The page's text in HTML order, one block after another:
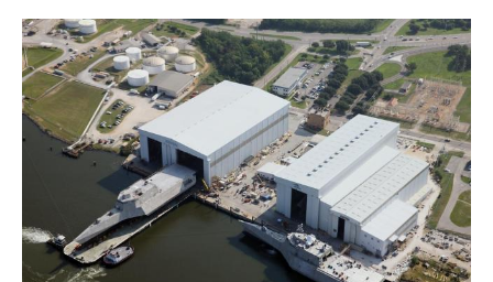
b
o
o
k
t
e
r
o
u
t
i
n